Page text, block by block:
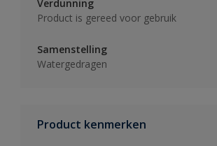
Verdunning
Product is gereed voor gebruik
Samenstelling
Watergedragen
Product kenmerken